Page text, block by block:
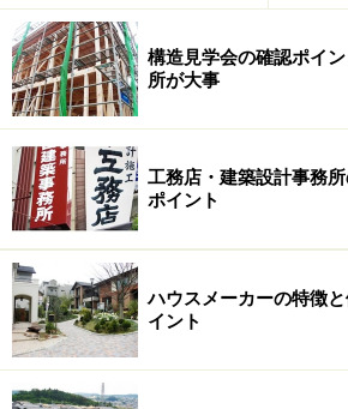
よ」とか、「こんな住まいはいかが
見せる場所だからです。。
その一方で、分譲住宅は現実的な規
が一般的。それは販売することを目
提があるからです。このため、モデ
住まい手にとってリアルな設えであ
す。
また、違う見方をすると、分譲住宅
ーの住まいづくりに関する実力やモ
やすく反映されているといえます。
構造見学会の確認ポイ
所が大事
工務店・建築設計事務
ポイント
ハウスメーカーの特徴
イント